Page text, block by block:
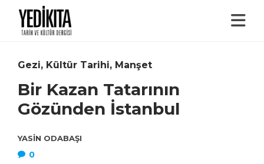
Gezi, Kültür Tarihi, Manşet
Bir Kazan Tatarının
Gözünden İstanbul
YASIN ODABAŞI
0